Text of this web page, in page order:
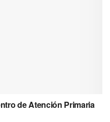
de Atención Primaria